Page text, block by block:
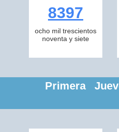
8397
ocho mil trescientos
noventa y siete
Primera